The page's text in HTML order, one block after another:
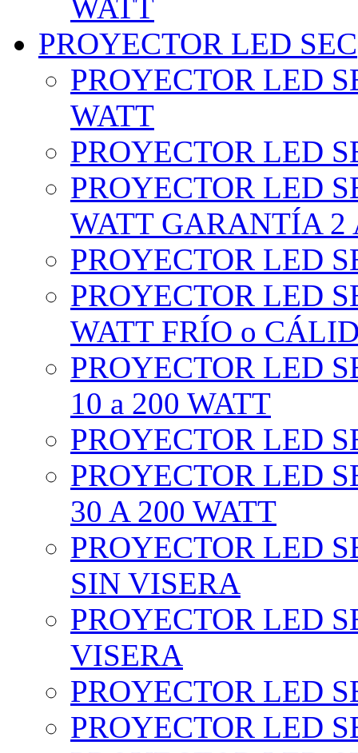
WATT
PROYECTOR LED SEC
PROYECTOR LED
WATT
PROYECTOR LED
PROYECTOR LED
WATT GARANTÍA 2
PROYECTOR LED
PROYECTOR LED
WATT FRÍO o
PROYECTOR LED
10 a 200 WATT
PROYECTOR LED
PROYECTOR LED
30 A 200 WATT
PROYECTOR LED
SIN VISERA
PROYECTOR LED
VISERA
PROYECTOR LED
PROYECTOR LED